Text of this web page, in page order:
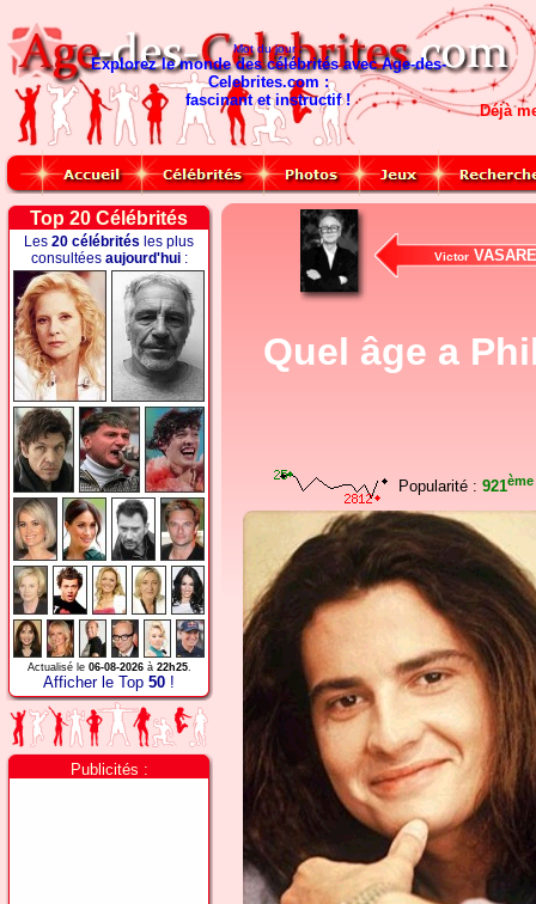
Mot du jour :
Explorez le monde des célébrités avec Age-des-
Celebrites.com :
fascinant et instructif !
Déjà
Top 20 Célébrités
Les 20 célébrités les plus
consultées aujourd'hui:
Actualisé le 06-08-2026à 22h25.
Afficher le Top 50 !
Publicités :
Victor
Quel âge a
Popularité : 921ème